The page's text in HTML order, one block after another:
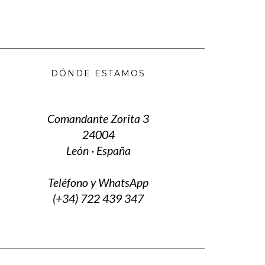
DÓNDE ESTAMOS
Comandante Zorita 3
24004
León · España
Teléfono y WhatsApp
(+34) 722 439 347